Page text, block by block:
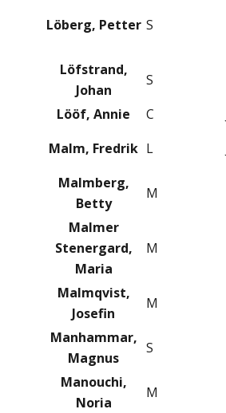
Löberg, Petter S
Löfstrand,
Johan
S
Lööf, Annie
C
Malm, Fredrik L
Malmberg,
Betty
M
Malmer
Stenergard,
Maria
M
Malmqvist,
Josefin
M
Manhammar,
Magnus
S
Manouchi,
Noria
M